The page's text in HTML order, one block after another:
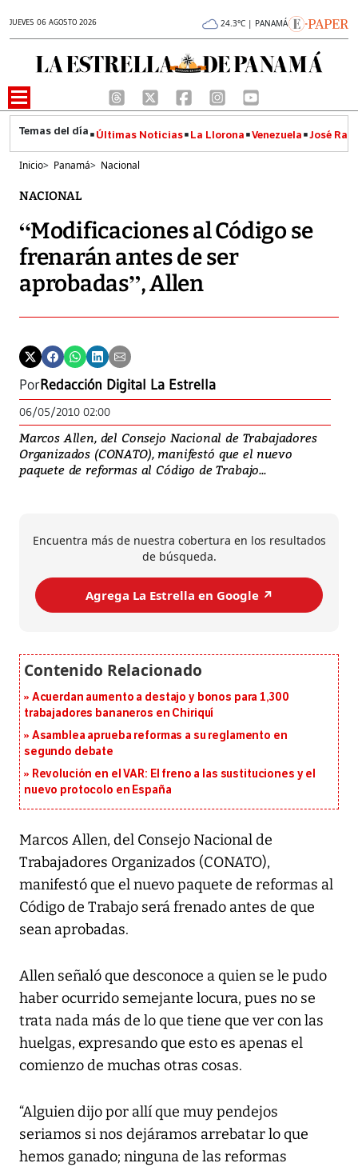
JUEVES 06 AGOSTO 2026 24.3°C | PANAMÁ
Últimas Noticias La Llorona Venezuela José
Inicio> Panamá> Nacional
NACIONAL
“Modificaciones al Código se
frenarán antes de ser
aprobadas”, Allen
PorRedacción Digital La Estrella
06/05/2010 02:00
Marcos Allen, del Consejo Nacional de Trabajadores
Organizados (CONATO), manifestó que el nuevo
paquete de reformas al Código de Trabajo...
Encuentra más de nuestra cobertura en los resultados
de búsqueda.
Agrega La Estrella en Google ↗️
Acuerdan aumento a destajo y bonos para 1,300
trabajadores bananeros en Chiriquí
Asamblea aprueba reformas a su reglamento en
segundo debate
Revolución en el VAR: El freno a las sustituciones y el
nuevo protocolo en España
Marcos Allen, del Consejo Nacional de
Trabajadores Organizados (CONATO),
manifestó que el nuevo paquete de reformas al
Código de Trabajo será frenado antes de que
sean aprobadas.
Allen señaló que desconoce a quien se le pudo
haber ocurrido semejante locura, pues no se
trata nada más de lo que tiene que ver con las
huelgas, expresando que esto es apenas el
comienzo de muchas otras cosas.
“Alguien dijo por allí que muy pendejos
seriamos si nos dejáramos arrebatar lo que
hemos ganado; ninguna de las reformas